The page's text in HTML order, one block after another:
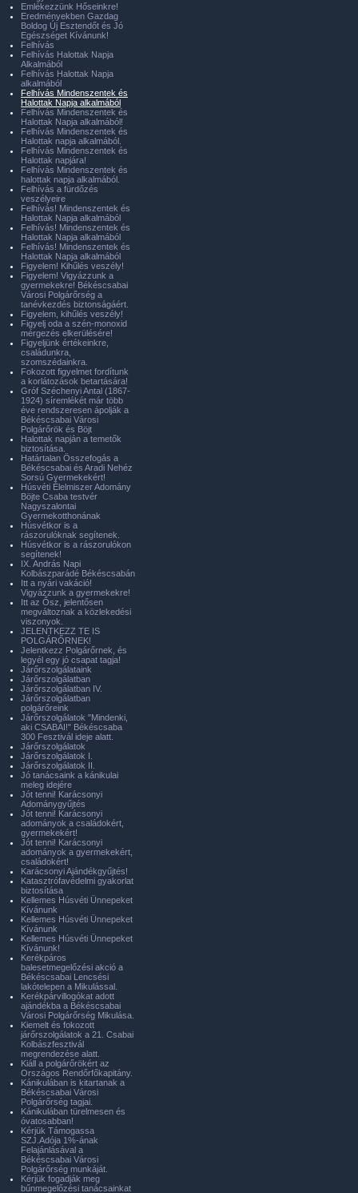
Emlékezzünk Hőseinkre!
Eredményekben Gazdag
Boldog Új Esztendőt és Jó
Egészséget Kívánunk!
Felhívás
Felhívás Halottak Napja
Alkalmából
Felhívás Halottak Napja
alkalmából
Felhívás Mindenszentek és
Halottak Napja alkalmából
Felhívás Mindenszentek és
Halottak Napja alkalmából!
Felhívás Mindenszentek és
Halottak napja alkalmából.
Felhívás Mindenszentek és
Halottak napjára!
Felhívás Mindenszentek és
halottak napja alkalmából.
Felhívás a fürdőzés
veszélyeire
Felhívás! Mindenszentek és
Halottak Napja alkalmából
Felhívás! Mindenszentek és
Halottak Napja alkalmából
Felhívás! Mindenszentek és
Halottak Napja alkalmából
Figyelem! Kihűlés veszély!
Figyelem! Vigyázzunk a
gyermekekre! Békéscsabai
Városi Polgárőrség a
tanévkezdés biztonságáért.
Figyelem, kihűlés veszély!
Figyelj oda a szén-monoxid
mérgezés elkerülésére!
Figyeljünk értékeinkre,
családunkra,
szomszédainkra.
Fokozott figyelmet fordítunk
a korlátozások betartására!
Gróf Széchenyi Antal (1867-
1924) síremlékét már több
éve rendszeresen ápolják a
Békéscsabai Városi
Polgárőrök és Böjt
Halottak napján a temetők
biztosítása.
Határtalan Összefogás a
Békéscsabai és Aradi Nehéz
Sorsú Gyermekekért!
Húsvéti Élelmiszer Adomány
Böjte Csaba testvér
Nagyszalontai
Gyermekotthonának
Húsvétkor is a
rászorulóknak segítenek.
Húsvétkor is a rászorulókon
segítenek!
IX. András Napi
Kolbászparádé Békéscsabán
Itt a nyári vakáció!
Vigyázzunk a gyermekekre!
Itt az Ősz, jelentősen
megváltoznak a közlekedési
viszonyok.
JELENTKEZZ TE IS
POLGÁRŐRNEK!
Jelentkezz Polgárőrnek, és
legyél egy jó csapat tagja!
Járőrszolgálataink
Járőrszolgálatban
Járőrszolgálatban IV.
Járőrszolgálatban
polgárőreink
Járőrszolgálatok "Mindenki,
aki CSABAI!" Békéscsaba
300 Fesztivál ideje alatt.
Járőrszolgálatok
Járőrszolgálatok I.
Járőrszolgálatok II.
Jó tanácsaink a kánikulai
meleg idejére
Jót tenni! Karácsonyi
Adománygyűjtés
Jót tenni! Karácsonyi
adományok a családokért,
gyermekekért!
Jót tenni! Karácsonyi
adományok a gyermekekért,
családokért!
Karácsonyi Ajándékgyűjtés!
Katasztrófavédelmi gyakorlat
biztosítása
Kellemes Húsvéti Ünnepeket
Kívánunk
Kellemes Húsvéti Ünnepeket
Kívánunk
Kellemes Húsvéti Ünnepeket
Kívánunk!
Kerékpáros
balesetmegelőzési akció a
Békéscsabai Lencsési
lakótelepen a Mikulással.
Kerékpárvillogókat adott
ajándékba a Békéscsabai
Városi Polgárőrség Mikulása.
Kiemelt és fokozott
járőrszolgálatok a 21. Csabai
Kolbászfesztivál
megrendezése alatt.
Kiáll a polgárőrökért az
Országos Rendőrfőkapitány.
Kánikulában is kitartanak a
Békéscsabai Városi
Polgárőrség tagjai.
Kánikulában türelmesen és
óvatosabban!
Kérjük Támogassa
SZJ.Adója 1%-ának
Felajánlásával a
Békéscsabai Városi
Polgárőrség munkáját.
Kérjük fogadják meg
bűnmegelőzési tanácsainkat